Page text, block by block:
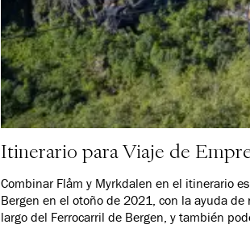
Itinerario para Viaje de
Combinar Flåm y Myrkdalen en el itinerario
Bergen en el otoño de 2021, con la ayuda
largo del Ferrocarril de Bergen, y también